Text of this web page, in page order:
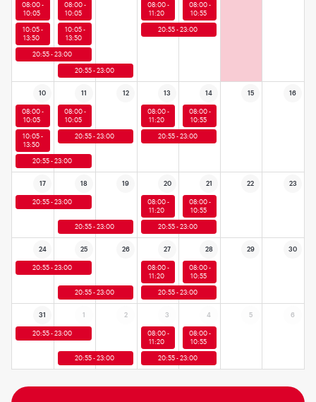
08:00 -
10:05
08:00 -
10:05
08:00 -
11:20
08:00 -
10:55
10:05 -
13:50
10:05 -
13:50
20:55 - 23:00
20:55 - 23:00
20:55 - 23:00
10 11 12 13 14 15 16
08:00 -
10:05
08:00 -
10:05
08:00 -
11:20
08:00 -
10:55
10:05 -
13:50
20:55 - 23:00 20:55 - 23:00
20:55 - 23:00
17 18 19 20 21 22 23
20:55 - 23:00
08:00 -
11:20
08:00 -
10:55
20:55 - 23:00 20:55 - 23:00
24 25 26 27 28 29 30
20:55 - 23:00
08:00 -
11:20
08:00 -
10:55
20:55 - 23:00 20:55 - 23:00
31 1 2 3 4 5 6
20:55 - 23:00
08:00 -
11:20
08:00 -
10:55
20:55 - 23:00 20:55 - 23:00